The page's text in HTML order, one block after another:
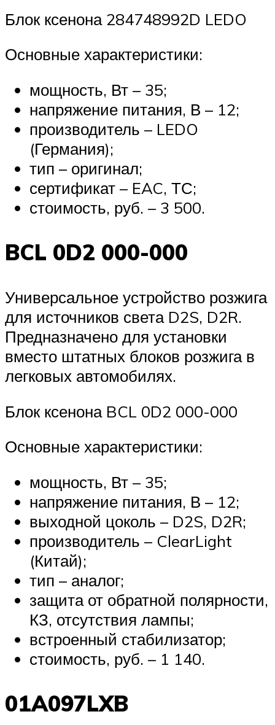
Блок ксенона 284748992D LEDO
Основные характеристики:
мощность, Вт – 35;
напряжение питания, В – 12;
производитель – LEDO
(Германия);
тип – оригинал;
сертификат – EAC, ТС;
стоимость, руб. – 3 500.
BCL 0D2 000-000
Универсальное устройство розжига
для источников света D2S, D2R.
Предназначено для установки
вместо штатных блоков розжига в
легковых автомобилях.
Блок ксенона BCL 0D2 000-000
Основные характеристики:
мощность, Вт – 35;
напряжение питания, В – 12;
выходной цоколь – D2S, D2R;
производитель – ClearLight
(Китай);
тип – аналог;
защита от обратной полярности,
КЗ, отсутствия лампы;
встроенный стабилизатор;
стоимость, руб. – 1 140.
01A097LXB